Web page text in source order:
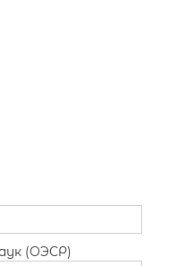
(ОЭСР)